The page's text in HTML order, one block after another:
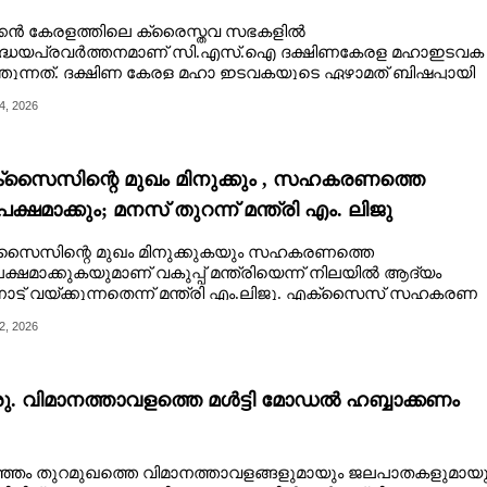
കേരളത്തിലെ ക്രൈസ്തവ സഭകളിൽ
സി.എസ്.ഐ ദക്ഷിണകേരള മഹാഇടവക
ദക്ഷിണ കേരള മഹാ ഇടവകയുടെ ഏഴാമത് ബിഷപ്പായി
രംഗത്തെ അനുഭവപരിചയവും ആത്മീയ വഴികളിലെ
അദ്ദേഹത്തിന്റെ മനസിലുള്ളത്. ഡോ.പ്രിൻസ്റ്റൺ
സംസാരിക്കുന്നു.
2026
മുഖം മിനുക്കും ,​ സഹകരണത്തെ
മനസ് തുറന്ന് മന്ത്രി എം. ലിജു
മുഖം മിനുക്കുകയും സഹകരണത്തെ
വകുപ്പ് മന്ത്രിയെന്ന് നിലയിൽ ആദ്യം
വയ്ക്കുന്നതെന്ന് മന്ത്രി എം.ലിജു. എക്സൈസ് സഹകരണ
2026
വിമാനത്താവളത്തെ മൾട്ടി മോഡൽ ഹബ്ബാക്കണം
തുറമുഖത്തെ വിമാനത്താവളങ്ങളുമായും